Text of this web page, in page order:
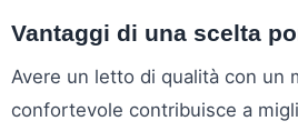
Vantaggi di una scelta
Avere un letto di qualità con un
confortevole contribuisce a